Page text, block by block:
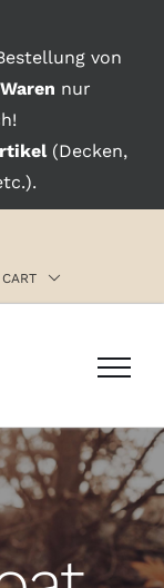
von
nur
(Decken,
CART